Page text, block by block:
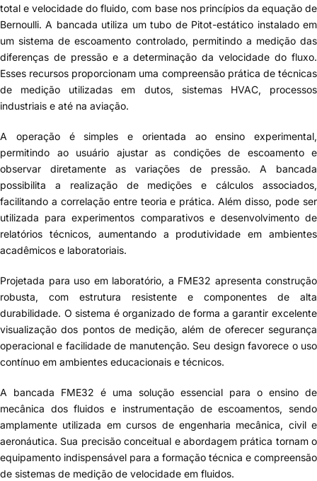
total e velocidade do fluido, com base nos princípios da equação de
Bernoulli. A bancada utiliza um tubo de Pitot-estático instalado em
um sistema de escoamento controlado, permitindo a medição das
diferenças de pressão e a determinação da velocidade do fluxo.
Esses recursos proporcionam uma compreensão prática de técnicas
de medição utilizadas em dutos, sistemas HVAC, processos
industriais e até na aviação.
A operação é simples e orientada ao ensino experimental,
permitindo ao usuário ajustar as condições de escoamento e
observar diretamente as variações de pressão. A bancada
possibilita a realização de medições e cálculos associados,
facilitando a correlação entre teoria e prática. Além disso, pode ser
utilizada para experimentos comparativos e desenvolvimento de
relatórios técnicos, aumentando a produtividade em ambientes
acadêmicos e laboratoriais.
Projetada para uso em laboratório, a FME32 apresenta construção
robusta, com estrutura resistente e componentes de alta
durabilidade. O sistema é organizado de forma a garantir excelente
visualização dos pontos de medição, além de oferecer segurança
operacional e facilidade de manutenção. Seu design favorece o uso
contínuo em ambientes educacionais e técnicos.
A bancada FME32 é uma solução essencial para o ensino de
mecânica dos fluidos e instrumentação de escoamentos, sendo
amplamente utilizada em cursos de engenharia mecânica, civil e
aeronáutica. Sua precisão conceitual e abordagem prática tornam o
equipamento indispensável para a formação técnica e compreensão
de sistemas de medição de velocidade em fluidos.